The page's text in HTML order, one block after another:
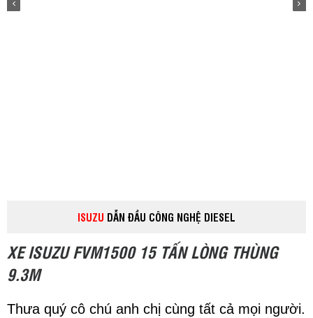
ISUZU DẪN ĐẦU CÔNG NGHỆ DIESEL
XE ISUZU FVM1500 15 TẤN LÒNG THÙNG
9.3M
Thưa quý cô chú anh chị cùng tất cả mọi người.